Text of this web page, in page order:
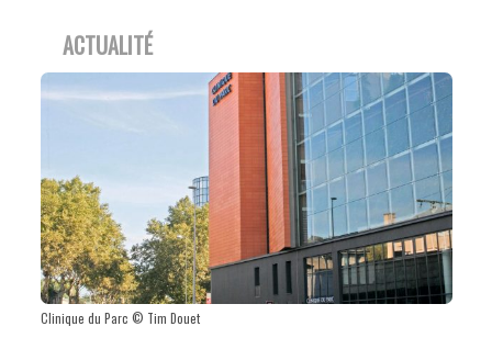
ACTUALITÉ
Clinique du Parc © Tim Douet